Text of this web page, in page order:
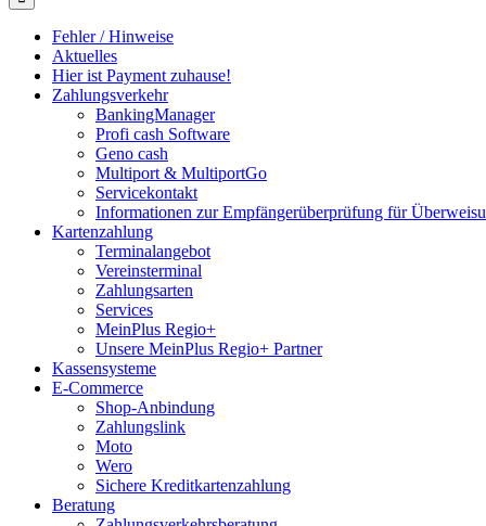
Fehler / Hinweise
Aktuelles
Hier ist Payment zuhause!
Zahlungsverkehr
BankingManager
Profi cash Software
Geno cash
Multiport & MultiportGo
Servicekontakt
Informationen zur Empfängerüberprüfung für
Kartenzahlung
Terminalangebot
Vereinsterminal
Zahlungsarten
Services
MeinPlus Regio+
Unsere MeinPlus Regio+ Partner
Kassensysteme
E-Commerce
Shop-Anbindung
Zahlungslink
Moto
Wero
Sichere Kreditkartenzahlung
Beratung